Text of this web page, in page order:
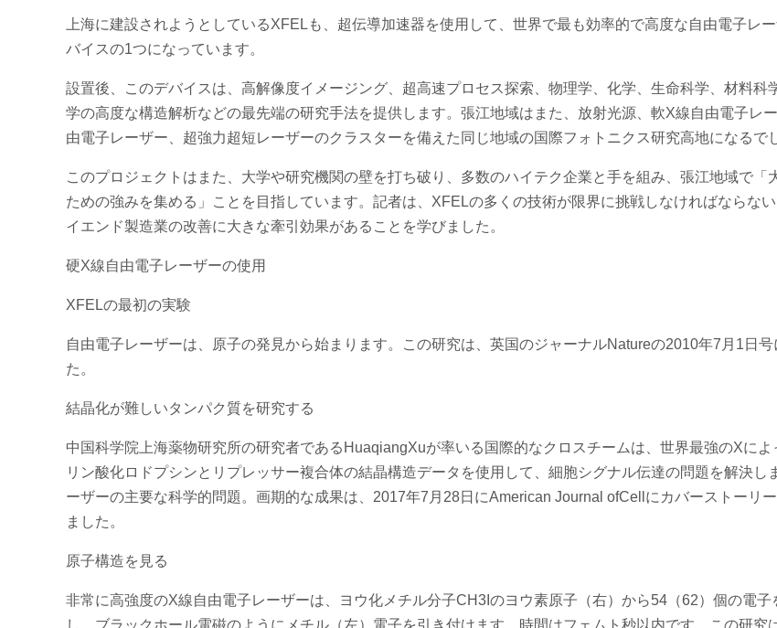
上海に建設されようとしているXFELも、超伝導加速器を使用して、世界で最も効率的で高度な自由電子レ
バイスの1つになっています。
設置後、このデバイスは、高解像度イメージング、超高速プロセス探索、物理学、化学、生命科学、材料科
学の高度な構造解析などの最先端の研究手法を提供します。張江地域はまた、放射光源、軟X線自由電子レ
由電子レーザー、超強力超短レーザーのクラスターを備えた同じ地域の国際フォトニクス研究高地になるで
このプロジェクトはまた、大学や研究機関の壁を打ち破り、多数のハイテク企業と手を組み、張江地域で「
ための強みを集める」ことを目指しています。記者は、XFELの多くの技術が限界に挑戦しなければならな
イエンド製造業の改善に大きな牽引効果があることを学びました。
硬X線自由電子レーザーの使用
XFELの最初の実験
自由電子レーザーは、原子の発見から始まります。この研究は、英国のジャーナルNatureの2010年7月1日号
た。
結晶化が難しいタンパク質を研究する
中国科学院上海薬物研究所の研究者であるHuaqiangXuが率いる国際的なクロスチームは、世界最強のXによ
リン酸化ロドプシンとリプレッサー複合体の結晶構造データを使用して、細胞シグナル伝達の問題を解決し
ーザーの主要な科学的問題。画期的な成果は、2017年7月28日にAmerican Journal ofCellにカバーストーリ
ました。
原子構造を見る
非常に高強度のX線自由電子レーザーは、ヨウ化メチル分子CH3Iのヨウ素原子（右）から54（62）個の電子
し、ブラックホール電磁のようにメチル（左）電子を引き付けます。時間はフェムト秒以内です。この研究